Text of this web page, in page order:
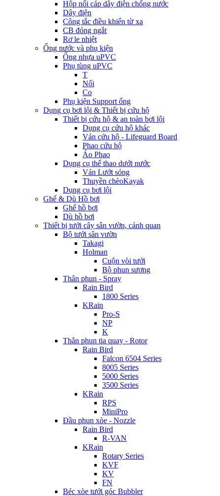
Hộp nối cáp dây điện chống nước
Dây điện
Công tắc điều khiển từ xa
CB đóng ngắt
Rơ le nhiệt
Ống nước và phụ kiện
Ống nhựa uPVC
Phụ tùng uPVC
T
Nối
Co
Phụ kiện Support ống
Dụng cụ bơi lội & Thiết bị cứu hộ
Thiết bị cứu hộ & an toàn bơi lội
Dụng cụ cứu hộ khác
Ván cứu hộ - Lifeguard Board
Phao cứu hộ
Áo Phao
Dụng cụ thể thao dưới nước
Ván Lướt sóng
Thuyền chèoKayak
Dụng cụ bơi lội
Ghế & Dù Hồ bơi
Ghế hồ bơi
Dù hồ bơi
Thiết bị tưới cây sân vườn, cảnh quan
Bộ tưới sân vườn
Takagi
Holman
Cuộn vòi tưới
Bộ phun sương
Thân phun - Spray
Rain Bird
1800 Series
KRain
Pro-S
NP
K
Thân phun tia quay - Rotor
Rain Bird
Falcon 6504 Series
8005 Series
5000 Series
3500 Series
KRain
RPS
MiniPro
Đầu phun xòe - Nozzle
Rain Bird
R-VAN
KRain
Rotary Series
KVF
KV
FN
Béc xòe tưới góc Bubbler